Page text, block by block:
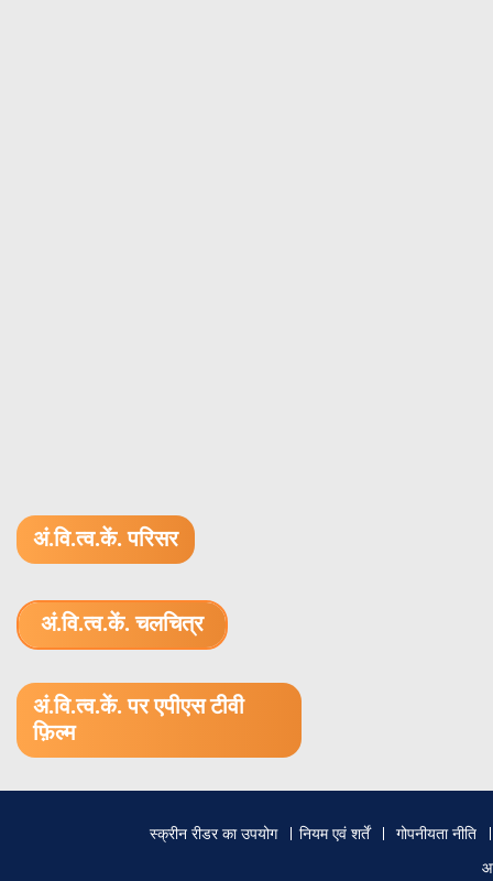
अं.वि.त्व.कें. परिसर
अं.वि.त्व.कें. चलचित्र
अं.वि.त्व.कें. पर एपीएस टीवी
फ़िल्म
स्क्रीन रीडर का उपयोग नियम एवं शर्तें
गोपनीयता नीति